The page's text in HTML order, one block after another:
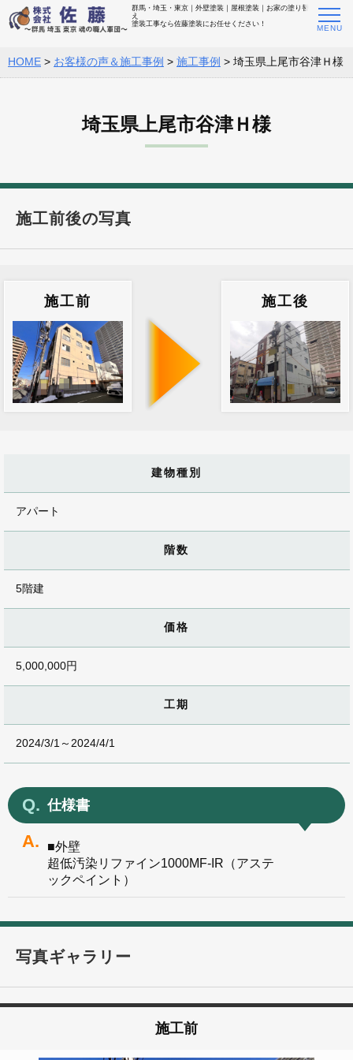
群馬・埼玉・東京｜外壁塗装｜屋根塗装｜お家の塗り替
え
塗装工事なら佐藤塗装にお任せください！
HOME > お客様の声＆施工事例 > 施工事例 > 埼玉県上尾市谷津Ｈ様
埼玉県上尾市谷津Ｈ様
施工前後の写真
施工前 施工後
建物種別
アパート
階数
5階建
価格
5,000,000円
工期
2024/3/1～2024/4/1
仕様書
■外壁
超低汚染リファイン1000MF-IR（アステ
ックペイント）
写真ギャラリー
施工前